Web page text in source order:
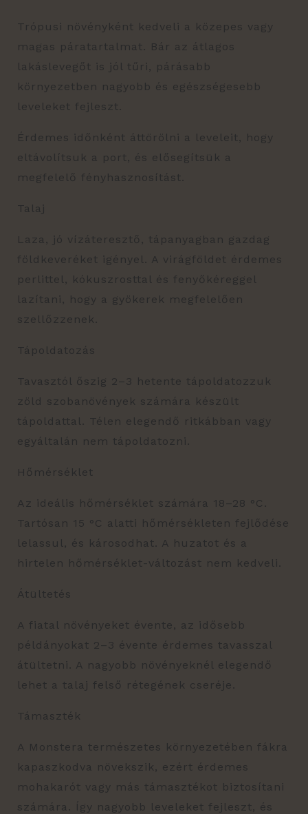
Trópusi növényként kedveli a közepes vagy
magas páratartalmat. Bár az átlagos
lakáslevegőt is jól tűri, párásabb
környezetben nagyobb és egészségesebb
leveleket fejleszt.
Érdemes időnként áttörölni a leveleit, hogy
eltávolítsuk a port, és elősegítsük a
megfelelő fényhasznosítást.
Talaj
Laza, jó vízáteresztő, tápanyagban gazdag
földkeveréket igényel. A virágföldet érdemes
perlittel, kókuszrosttal és fenyőkéreggel
lazítani, hogy a gyökerek megfelelően
szellőzzenek.
Tápoldatozás
Tavasztól őszig 2–3 hetente tápoldatozzuk
zöld szobanövények számára készült
tápoldattal. Télen elegendő ritkábban vagy
egyáltalán nem tápoldatozni.
Hőmérséklet
Az ideális hőmérséklet számára 18–28 °C.
Tartósan 15 °C alatti hőmérsékleten fejlődése
lelassul, és károsodhat. A huzatot és a
hirtelen hőmérséklet-változást nem kedveli.
Átültetés
A fiatal növényeket évente, az idősebb
példányokat 2–3 évente érdemes tavasszal
átültetni. A nagyobb növényeknél elegendő
lehet a talaj felső rétegének cseréje.
Támaszték
A Monstera természetes környezetében fákra
kapaszkodva növekszik, ezért érdemes
mohakarót vagy más támasztékot biztosítani
számára. Így nagyobb leveleket fejleszt, és